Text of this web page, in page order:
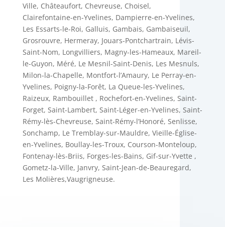
Ville, Châteaufort, Chevreuse, Choisel,
Clairefontaine-en-Yvelines, Dampierre-en-Yvelines,
Les Essarts-le-Roi, Galluis, Gambais, Gambaiseuil,
Grosrouvre, Hermeray, Jouars-Pontchartrain, Lévis-
Saint-Nom, Longvilliers, Magny-les-Hameaux, Mareil-
le-Guyon, Méré, Le Mesnil-Saint-Denis, Les Mesnuls,
Milon-la-Chapelle, Montfort-l’Amaury, Le Perray-en-
Yvelines, Poigny-la-Forêt, La Queue-les-Yvelines,
Raizeux, Rambouillet, Rochefort-en-Yvelines, Saint-
Forget, Saint-Lambert, Saint-Léger-en-Yvelines, Saint-
Rémy-lès-Chevreuse, Saint-Rémy-l’Honoré, Senlisse,
Sonchamp, Le Tremblay-sur-Mauldre, Vieille-Église-
en-Yvelines, Boullay-les-Troux, Courson-Monteloup,
Fontenay-lès-Briis, Forges-les-Bains, Gif-sur-Yvette ,
Gometz-la-Ville, Janvry, Saint-Jean-de-Beauregard,
Les Molières,Vaugrigneuse.